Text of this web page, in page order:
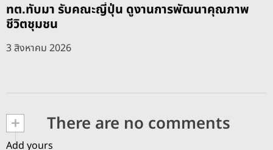
ทต.ทับมา รับคณะญี่ปุ่น ดูงานการพัฒนาคุณภาพ
ชีวิตชุมชน
3 สิงหาคม 2026
+ There are no comments
Add yours